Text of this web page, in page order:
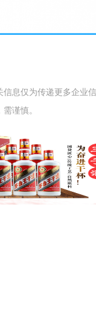
息仅为传递更多企业
谨慎。